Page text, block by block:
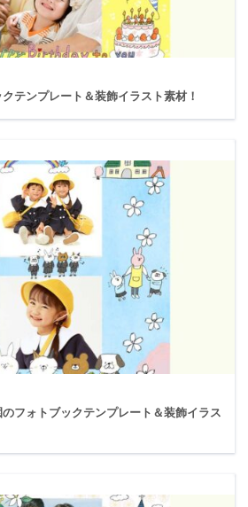
テンプレート＆装飾イラスト素材！
フォトブックテンプレート＆装飾イラス